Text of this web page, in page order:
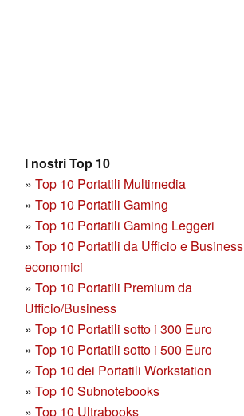
I nostri Top 10
» Top 10 Portatili Multimedia
» Top 10 Portatili Gaming
» Top 10 Portatili Gaming Leggeri
» Top 10 Portatili da Ufficio e Business
economici
» Top 10 Portatili Premium da
Ufficio/Business
» Top 10 Portatili sotto i 300 Euro
» Top 10 Portatili sotto i 500 Euro
» Top 10 dei Portatili Workstation
» Top 10 Subnotebooks
» Top 10 Ultrabooks